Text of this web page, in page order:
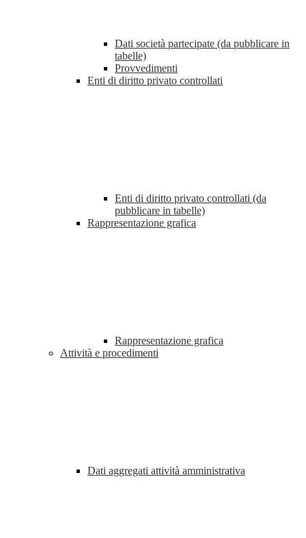
Dati società partecipate (da pubblicare in
tabelle)
Provvedimenti
Enti di diritto privato controllati
Enti di diritto privato controllati (da
pubblicare in tabelle)
Rappresentazione grafica
Rappresentazione grafica
Attività e procedimenti
Dati aggregati attività amministrativa